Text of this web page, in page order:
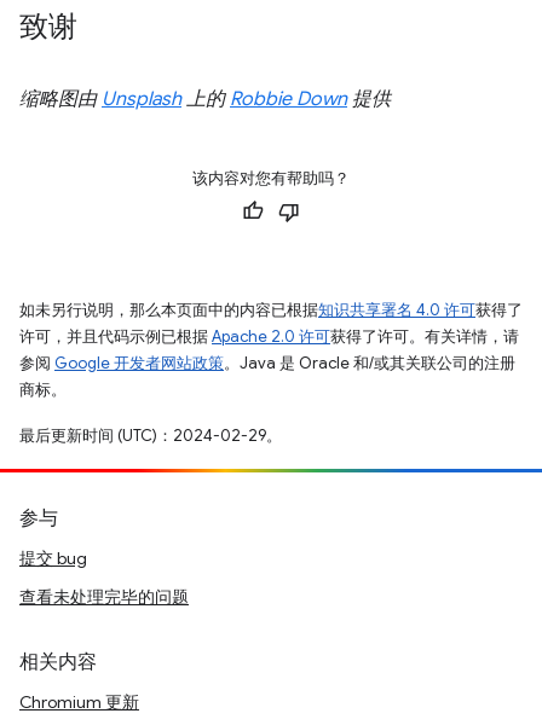
致谢
缩略图由 Unsplash上的 Robbie Down提供
该内容对您有帮助吗？
如未另行说明，那么本页面中的内容已根据知识共享署名 4.0 许可获得了
许可，并且代码示例已根据Apache 2.0 许可获得了许可。有关详情，请
参阅 Google 开发者网站政策。Java 是 Oracle 和/或其关联公司的注册
商标。
最后更新时间 (UTC)：2024-02-29。
参与
提交 bug
查看未处理完毕的问题
相关内容
Chromium 更新